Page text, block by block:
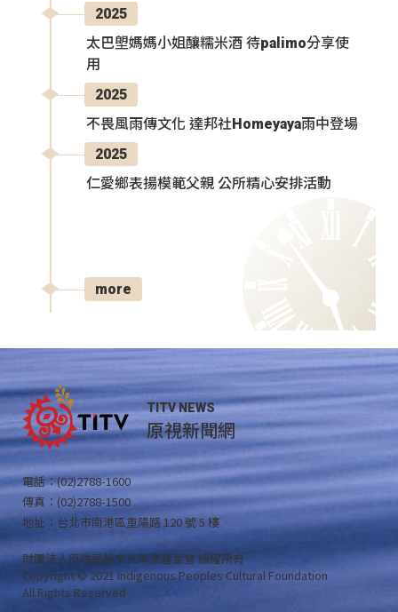
2025
太巴塱媽媽小姐釀糯米酒 待palimo分享使
用
2025
不畏風雨傳文化 達邦社Homeyaya雨中登場
2025
仁愛鄉表揚模範父親 公所精心安排活動
more
TITV NEWS
原視新聞網
電話：(02)2788-1600
傳真：(02)2788-1500
地址：台北市南港區重陽路 120 號 5 樓
財團法人原住民族文化事業基金會 版權所有
Copyright © 2021 Indigenous Peoples Cultural Foundation
All Rights Reserved .